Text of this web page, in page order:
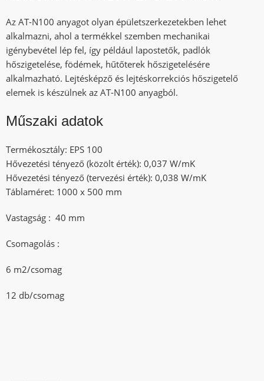
Az AT-N100 anyagot olyan épületszerkezetekben lehet
alkalmazni, ahol a termékkel szemben mechanikai
igénybevétel lép fel, így például lapostetők, padlók
hőszigetelése, födémek, hűtőterek hőszigetelésére
alkalmazható. Lejtésképző és lejtéskorrekciós hőszigetelő
elemek is készülnek az AT-N100 anyagból.
Műszaki adatok
Termékosztály: EPS 100
Hővezetési tényező (közölt érték): 0,037 W/mK
Hővezetési tényező (tervezési érték): 0,038 W/mK
Táblaméret: 1000 x 500 mm
Vastagság : 40 mm
Csomagolás :
6 m2/csomag
12 db/csomag